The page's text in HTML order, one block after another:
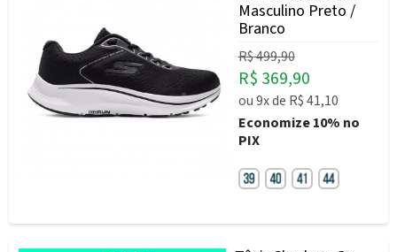
Masculino Preto /
Branco
R$ 499,90
R$ 369,90
ou9xde R$ 41,10
Economize10% no
PIX